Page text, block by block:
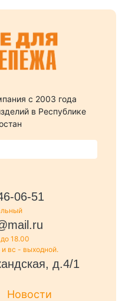
c 2003 года
в Республике
06-51
18.00
и вс - выходной.
д.4/1
Новости